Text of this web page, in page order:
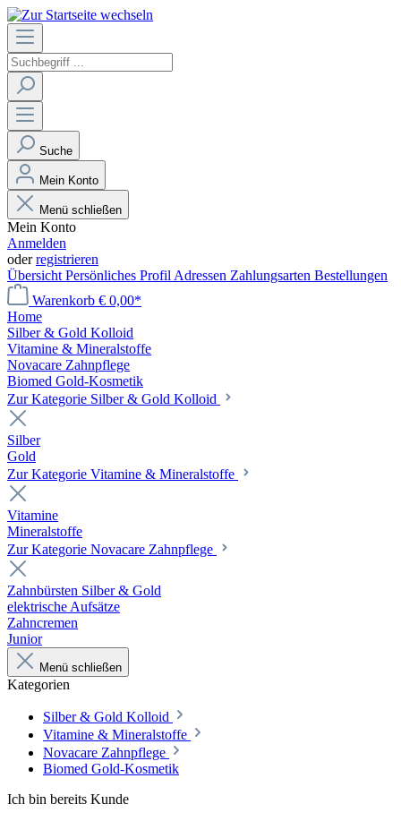
Suche
Mein Konto
Menü schließen
Mein Konto
Anmelden
oderregistrieren
Übersicht Persönliches Profil Adressen Zahlungsarten Bestellungen
Warenkorb € 0,00*
Home
Silber & Gold Kolloid
Vitamine & Mineralstoffe
Novacare Zahnpflege
Biomed Gold-Kosmetik
Zur Kategorie Silber & Gold Kolloid
Silber
Gold
Zur Kategorie Vitamine & Mineralstoffe
Vitamine
Mineralstoffe
Zur Kategorie Novacare Zahnpflege
Zahnbürsten Silber & Gold
elektrische Aufsätze
Zahncremen
Junior
Menü schließen
Kategorien
Silber & Gold Kolloid
Vitamine & Mineralstoffe
Novacare Zahnpflege
Biomed Gold-Kosmetik
Ich bin bereits Kunde